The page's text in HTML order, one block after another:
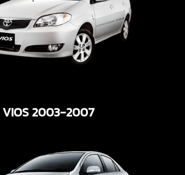
VIOS 2003-2007